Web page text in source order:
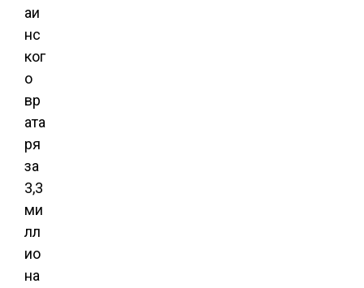
аи
нс
ког
о
вр
ата
ря
за
3,3
ми
лл
ио
на